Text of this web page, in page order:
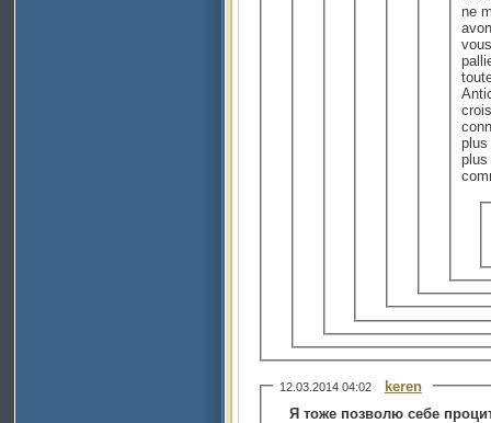
ne
12.03.2014 04:02
keren
Я тоже позволю себе